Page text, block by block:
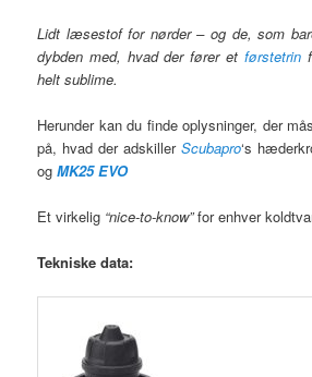
Lidt læsestof for nørder – og de, som
dybden med, hvad der fører et førstetrin
helt sublime.
Herunder kan du finde oplysninger, der
på, hvad der adskiller Scubapro‘s
ogMK25 EVO
Et virkelig “nice-to-know”for enhver
Tekniske data: